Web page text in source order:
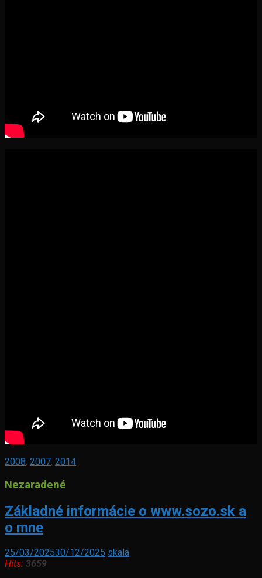
2008, 2007, 2014
Nezaradené
Základné informácie o www.sozo.sk a
o mne
25/03/202530/12/2025 skala
Hits: 3659